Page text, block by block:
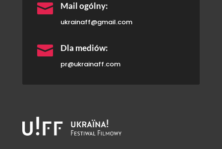
 Mail ogólny:
ukrainaff@gmail.com
 Dla mediów:
pr@ukrainaff.com